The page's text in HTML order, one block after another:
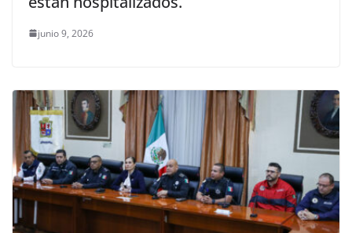
junio 9, 2026